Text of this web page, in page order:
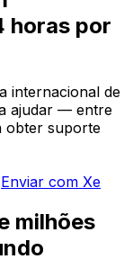
horas por
internacional de
ajudar — entre
obter suporte
Enviar com Xe
milhões